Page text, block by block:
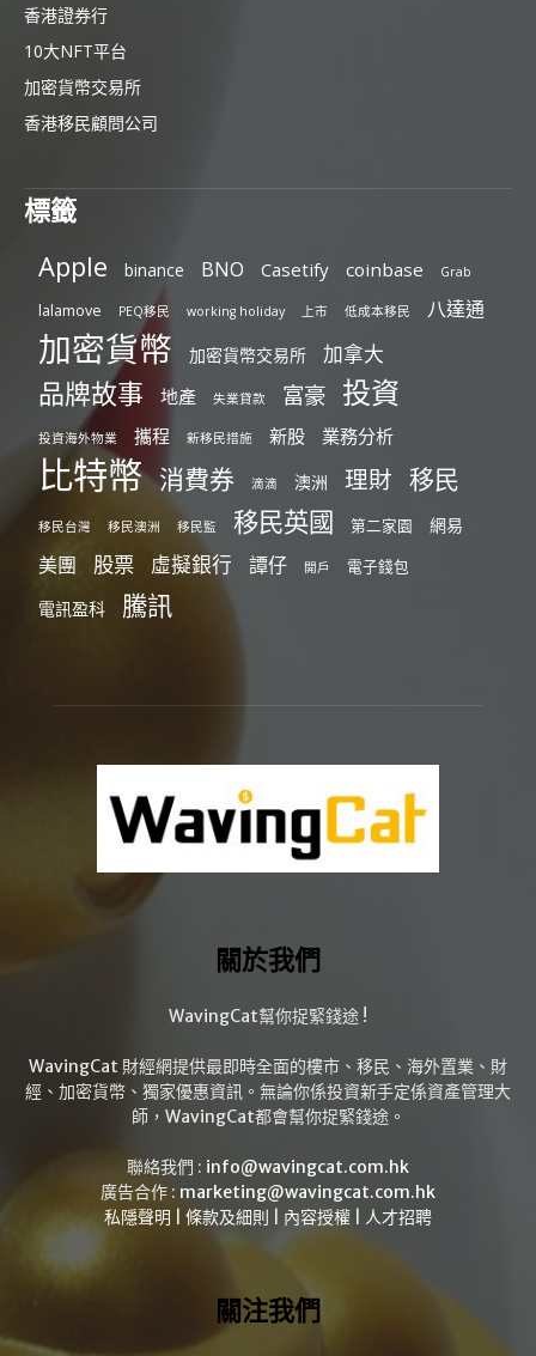
香港證券行
10大NFT平台
加密貨幣交易所
香港移民顧問公司
標籤
Apple binance BNO Casetify coinbase Grab
lalamove PEQ移民 working holiday 上市 低成本移民 八達通
加密貨幣 加密貨幣交易所 加拿大
品牌故事 地產 失業貸款 富豪 投資
投資海外物業 攜程 新移民措施 新股 業務分析
比特幣 消費券 滴滴 澳洲 理財 移民
移民台灣 移民澳洲 移民監 移民英國 第二家園 網易
美團 股票 虛擬銀行 譚仔 開戶 電子錢包
電訊盈科 騰訊
關於我們
WavingCat幫你捉緊錢途 !
WavingCat 財經網提供最即時全面的樓市、移民、海外置業、財
經、加密貨幣、獨家優惠資訊。無論你係投資新手定係資產管理大
師，WavingCat都會幫你捉緊錢途。
聯絡我們 : info@wavingcat.com.hk
廣告合作 : marketing@wavingcat.com.hk
私隱聲明
條款及細則 內容授權 人才招聘
關注我們